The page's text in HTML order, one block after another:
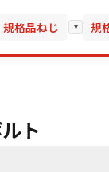
規格品ねじ ▾ 規
ト